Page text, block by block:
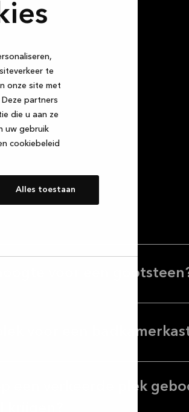
te
onze site met
partners
die u aan ze
uw gebruik
cookiebeleid
Alles toestaan
voor een
voor een
een verkeerde plek
krijgen?